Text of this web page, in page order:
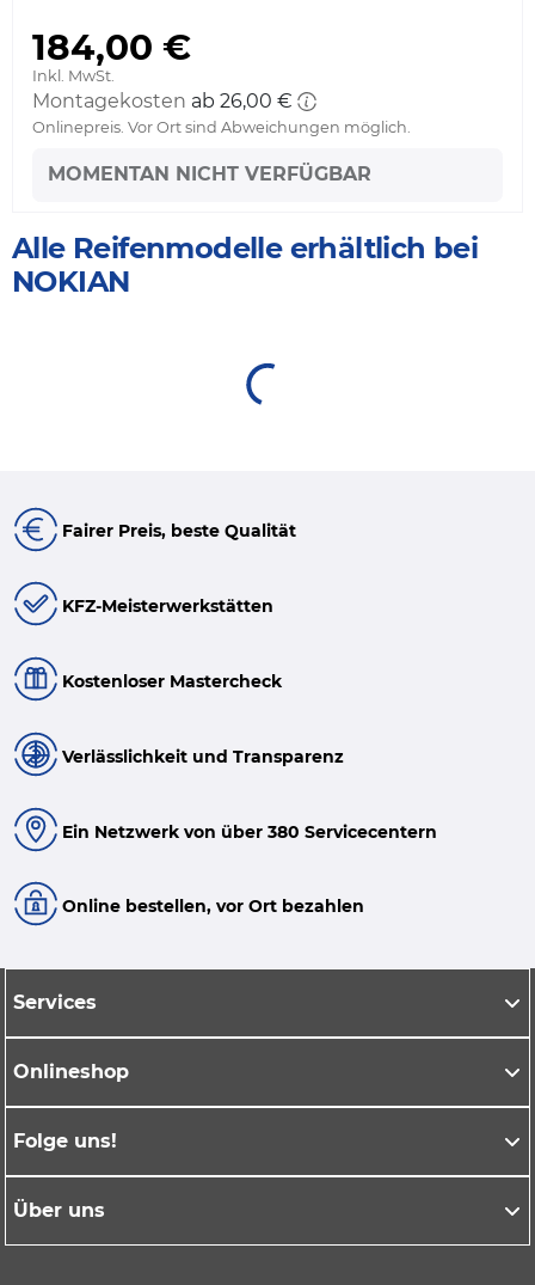
184,00 €
Inkl. MwSt.
Montagekosten ab 26,00 €
Onlinepreis. Vor Ort sind Abweichungen möglich.
MOMENTAN NICHT VERFÜGBAR
Alle Reifenmodelle erhältlich bei
NOKIAN
Fairer Preis, beste Qualität
KFZ-Meisterwerkstätten
Kostenloser Mastercheck
Verlässlichkeit und Transparenz
Ein Netzwerk von über 380 Servicecentern
Online bestellen, vor Ort bezahlen
Services
Onlineshop
Folge uns!
Über uns